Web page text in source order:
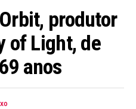
produtor
of Light, de
anos